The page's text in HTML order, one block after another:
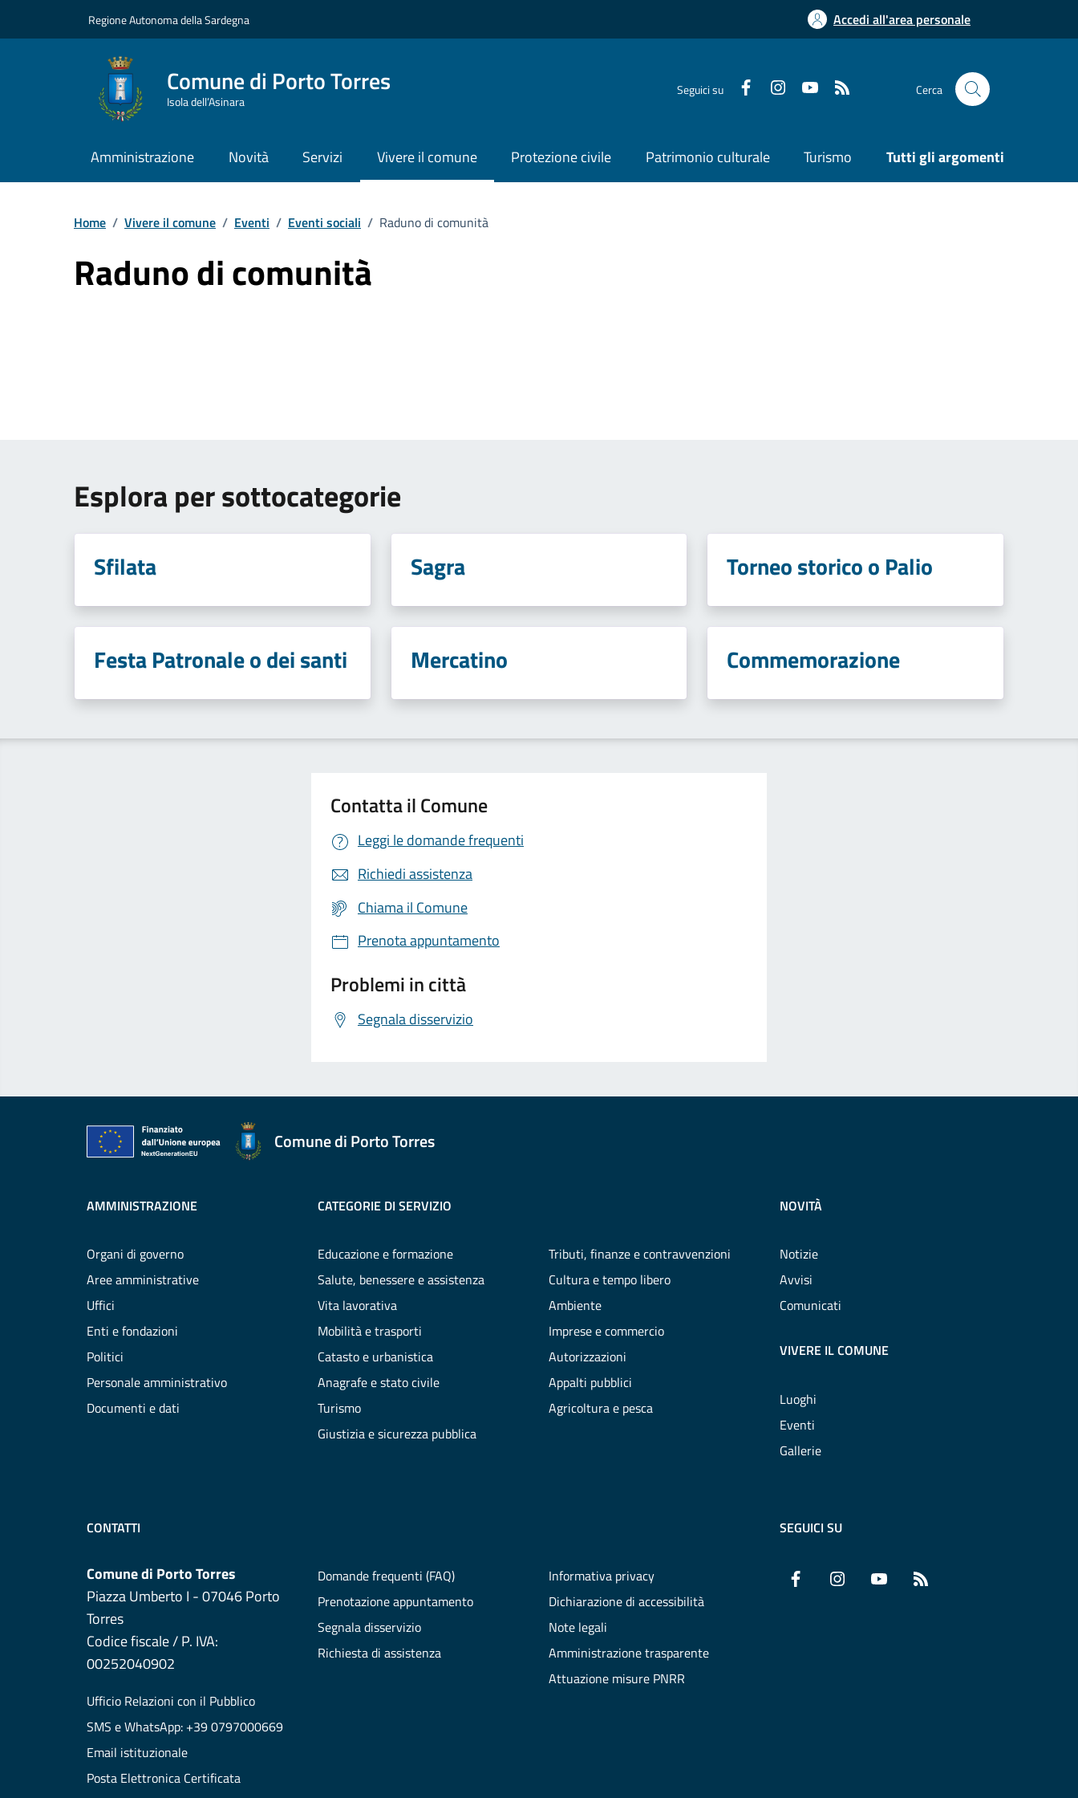
Regione Autonoma della Sardegna Accedi all'area personale
Comune di Porto Torres
Isola dell’Asinara
Seguici su Cerca
Amministrazione Novità Servizi Vivere il comune Protezione civile Patrimonio culturale Turismo Tutti gli argomenti
Home / Vivere il comune / Eventi / Eventi sociali / Raduno di comunità
Raduno di comunità
Esplora per sottocategorie
Sfilata Sagra Torneo storico o Palio
Festa Patronale o dei santi Mercatino Commemorazione
Contatta il Comune
Leggi le domande frequenti
Richiedi assistenza
Chiama il Comune
Prenota appuntamento
Problemi in città
Segnala disservizio
Comune di Porto Torres
AMMINISTRAZIONE
Organi di governo
Aree amministrative
Uffici
Enti e fondazioni
Politici
Personale amministrativo
Documenti e dati
CATEGORIE DI SERVIZIO
Educazione e formazione
Salute, benessere e assistenza
Vita lavorativa
Mobilità e trasporti
Catasto e urbanistica
Anagrafe e stato civile
Turismo
Giustizia e sicurezza pubblica
Tributi, finanze e contravvenzioni
Cultura e tempo libero
Ambiente
Imprese e commercio
Autorizzazioni
Appalti pubblici
Agricoltura e pesca
NOVITÀ
Notizie
Avvisi
Comunicati
VIVERE IL COMUNE
Luoghi
Eventi
Gallerie
CONTATTI
Comune di Porto Torres
Piazza Umberto I - 07046 Porto
Torres
Codice fiscale / P. IVA:
00252040902
Ufficio Relazioni con il Pubblico
SMS e WhatsApp: +39 0797000669
Email istituzionale
Posta Elettronica Certificata
Domande frequenti (FAQ)
Prenotazione appuntamento
Segnala disservizio
Richiesta di assistenza
Informativa privacy
Dichiarazione di accessibilità
Note legali
Amministrazione trasparente
Attuazione misure PNRR
SEGUICI SU
Facebook InstagramYouTube